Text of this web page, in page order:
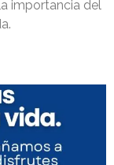
importancia del